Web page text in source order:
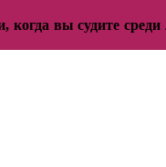
когда вы судите